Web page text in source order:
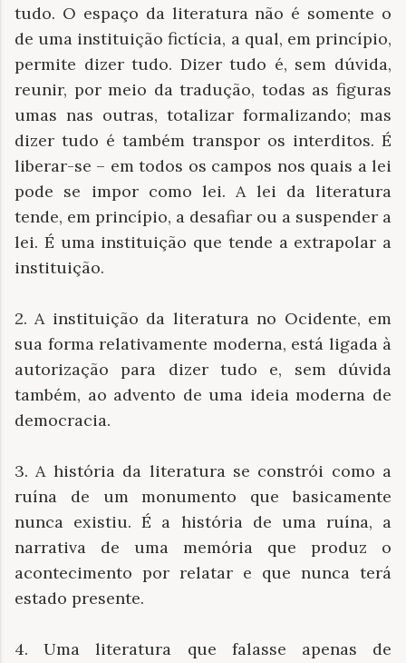
tudo. O espaço da literatura não é somente o
de uma instituição fictícia, a qual, em princípio,
permite dizer tudo. Dizer tudo é, sem dúvida,
reunir, por meio da tradução, todas as figuras
umas nas outras, totalizar formalizando; mas
dizer tudo é também transpor os interditos. É
liberar-se – em todos os campos nos quais a lei
pode se impor como lei. A lei da literatura
tende, em princípio, a desafiar ou a suspender a
lei. É uma instituição que tende a extrapolar a
instituição.
2. A instituição da literatura no Ocidente, em
sua forma relativamente moderna, está ligada à
autorização para dizer tudo e, sem dúvida
também, ao advento de uma ideia moderna de
democracia.
3. A história da literatura se constrói como a
ruína de um monumento que basicamente
nunca existiu. É a história de uma ruína, a
narrativa de uma memória que produz o
acontecimento por relatar e que nunca terá
estado presente.
4. Uma literatura que falasse apenas de